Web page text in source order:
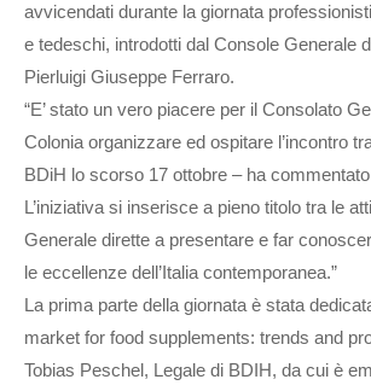
avvicendati durante la giornata
e tedeschi, introdotti dal Console Generale
Pierluigi Giuseppe Ferraro.
“E’ stato un vero piacere per il Consolato
Colonia organizzare ed ospitare l’incontro
BDiH lo scorso 17 ottobre – ha
L’iniziativa si inserisce a pieno titolo tra le
Generale dirette a presentare e far
le eccellenze dell’Italia contemporanea.”
La prima parte della giornata è stata
market for food supplements: trends and
Tobias Peschel, Legale di BDIH, da cui è